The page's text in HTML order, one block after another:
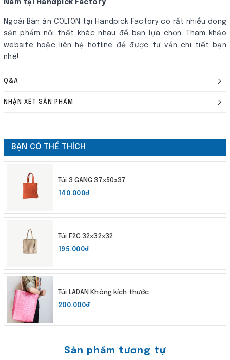
Nam tại Handpick Factory
Ngoài Bàn ăn COLTON tại Handpick Factory có rất nhiều dòng
sản phẩm nội thất khác nhau để bạn lựa chọn. Tham khảo
website hoặc liên hệ hotline để được tư vấn chi tiết bạn
nhé!
Q&A
NHẬN XÉT SẢN PHẨM
BẠN CÓ THỂ THÍCH
Túi 3 GANG 37x50x37
140.000₫
Túi F2C 32x32x32
195.000₫
Túi LADAN Không kích thước
200.000₫
Sản phẩm tương tự